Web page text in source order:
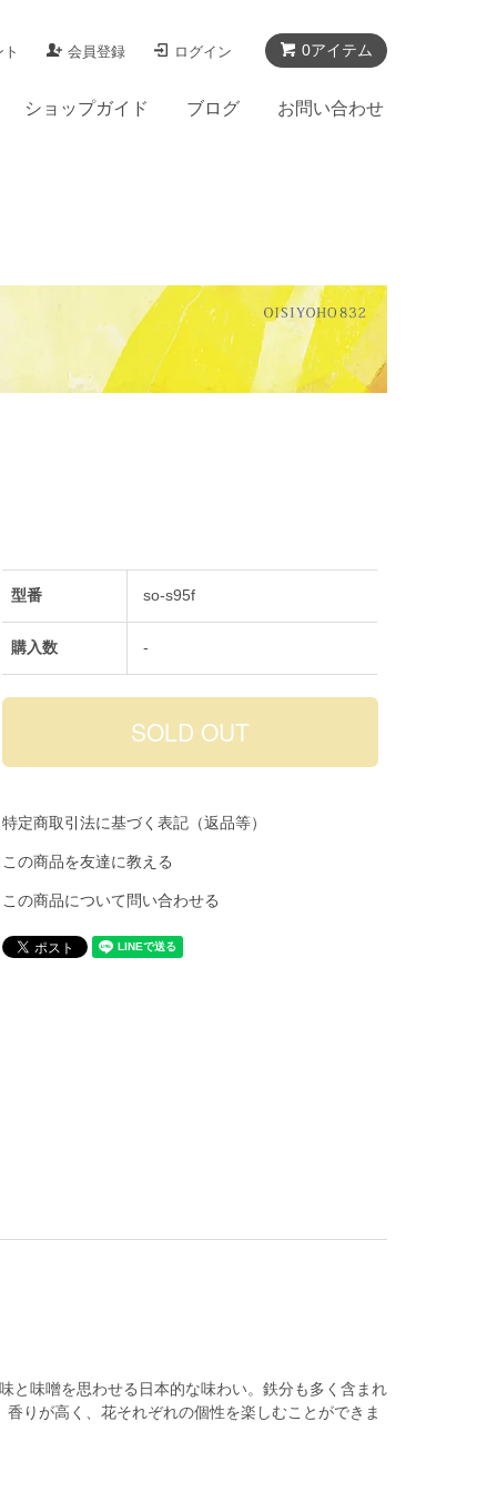
0アイテム
会員登録 ログイン
ショップガイド ブログ お問い合わせ
型番 so-s95f
購入数 -
特定商取引法に基づく表記（返品等）
この商品を友達に教える
この商品について問い合わせる
と味噌を思わせる日本的な味わい。鉄分も多く含まれ
りが高く、花それぞれの個性を楽しむことができま